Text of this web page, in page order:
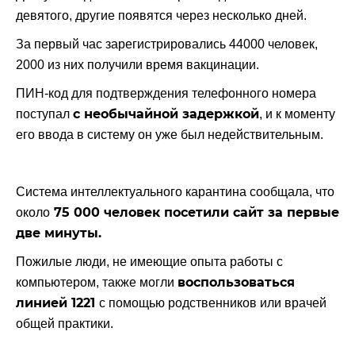
девятого, другие появятся через несколько дней.
За первый час зарегистрировались 44000 человек,
2000 из них получили время вакцинации.
ПИН-код для подтверждения телефонного номера
поступал с необычайной задержкой, и к моменту
его ввода в систему он уже был недействительным.
Система интеллектуального карантина сообщала, что
около 75 000 человек посетили сайт за первые
две минуты.
Пожилые люди, не имеющие опыта работы с
компьютером, также могли воспользоваться
линией 1221 с помощью родственников или врачей
общей практики.